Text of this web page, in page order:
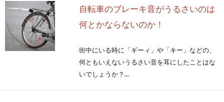
自転車のブレーキ音がうるさいのは
何とかならないのか！
街中にいる時に「ギーィ」や「キー」などの、
何ともいえないうるさい音を耳にしたことはな
いでしょうか？...